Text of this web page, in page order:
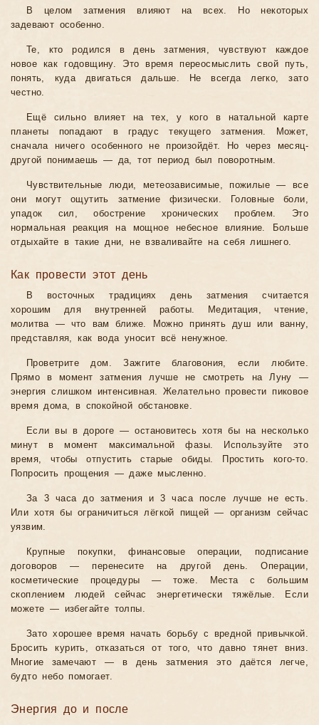
В целом затмения влияют на всех. Но некоторых
задевают особенно.
Те, кто родился в день затмения, чувствуют каждое
новое как годовщину. Это время переосмыслить свой путь,
понять, куда двигаться дальше. Не всегда легко, зато
честно.
Ещё сильно влияет на тех, у кого в натальной карте
планеты попадают в градус текущего затмения. Может,
сначала ничего особенного не произойдёт. Но через месяц-
другой понимаешь — да, тот период был поворотным.
Чувствительные люди, метеозависимые, пожилые — все
они могут ощутить затмение физически. Головные боли,
упадок сил, обострение хронических проблем. Это
нормальная реакция на мощное небесное влияние. Больше
отдыхайте в такие дни, не взваливайте на себя лишнего.
Как провести этот день
В восточных традициях день затмения считается
хорошим для внутренней работы. Медитация, чтение,
молитва — что вам ближе. Можно принять душ или ванну,
представляя, как вода уносит всё ненужное.
Проветрите дом. Зажгите благовония, если любите.
Прямо в момент затмения лучше не смотреть на Луну —
энергия слишком интенсивная. Желательно провести пиковое
время дома, в спокойной обстановке.
Если вы в дороге — остановитесь хотя бы на несколько
минут в момент максимальной фазы. Используйте это
время, чтобы отпустить старые обиды. Простить кого-то.
Попросить прощения — даже мысленно.
За 3 часа до затмения и 3 часа после лучше не есть.
Или хотя бы ограничиться лёгкой пищей — организм сейчас
уязвим.
Крупные покупки, финансовые операции, подписание
договоров — перенесите на другой день. Операции,
косметические процедуры — тоже. Места с большим
скоплением людей сейчас энергетически тяжёлые. Если
можете — избегайте толпы.
Зато хорошее время начать борьбу с вредной привычкой.
Бросить курить, отказаться от того, что давно тянет вниз.
Многие замечают — в день затмения это даётся легче,
будто небо помогает.
Энергия до и после